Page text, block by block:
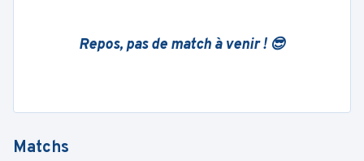
Repos, pas de match à venir ! 😎
Matchs